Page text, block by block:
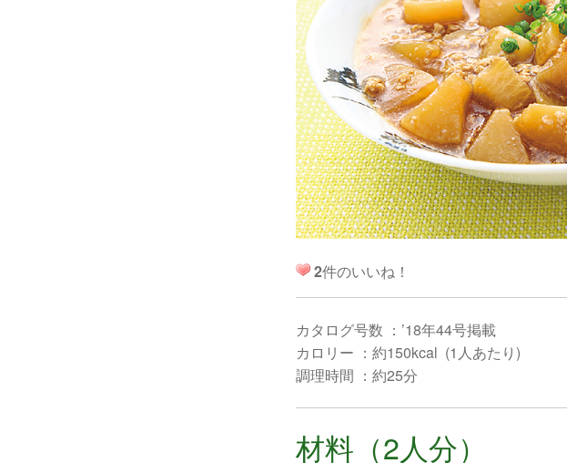
2件のいいね！
カタログ号数 ：’18年44号掲載
カロリー ：約150kcal (1人あたり)
調理時間 ：約25分
材料（2人分）